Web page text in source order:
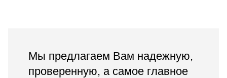
Мы предлагаем Вам надежную,
проверенную, а самое главное